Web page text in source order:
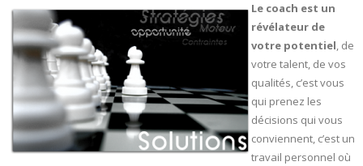
Le coach est un
révélateur de
votre potentiel, de
votre talent, de vos
qualités, c’est vous
qui prenez les
décisions qui vous
conviennent, c’est un
travail personnel où